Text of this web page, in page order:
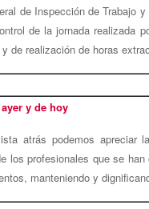
de Inspección de Trabajo
de la jornada realizada
de realización de horas
y de hoy
atrás podemos apreciar
los profesionales que se
manteniendo y